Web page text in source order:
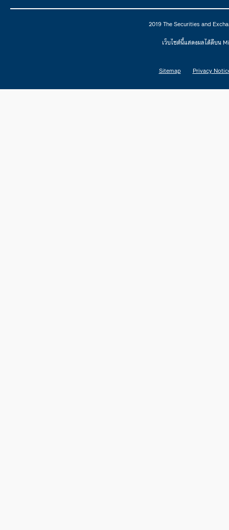
2019 The Securities and
เว็บไซต์นี้แสดงผลได้ดีบน
Sitemap Privacy